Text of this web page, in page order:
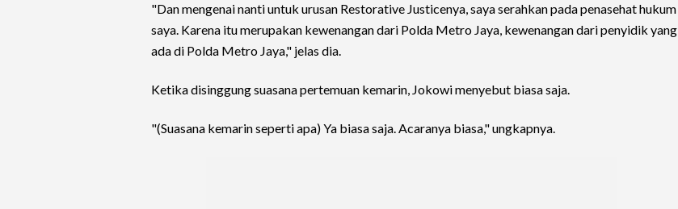
"Dan mengenai nanti untuk urusan Restorative Justicenya, saya serahkan pada penasehat hukum
saya. Karena itu merupakan kewenangan dari Polda Metro Jaya, kewenangan dari penyidik yang
ada di Polda Metro Jaya," jelas dia.
Ketika disinggung suasana pertemuan kemarin, Jokowi menyebut biasa saja.
"(Suasana kemarin seperti apa) Ya biasa saja. Acaranya biasa," ungkapnya.